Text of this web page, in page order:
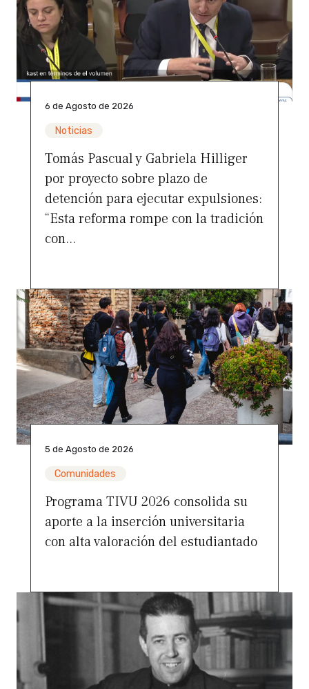
6 de Agosto de 2026
Noticias
Tomás Pascual y Gabriela Hilliger
por proyecto sobre plazo de
detención para ejecutar expulsiones:
“Esta reforma rompe con la tradición
con...
5 de Agosto de 2026
Comunidades
Programa TIVU 2026 consolida su
aporte a la inserción universitaria
con alta valoración del estudiantado